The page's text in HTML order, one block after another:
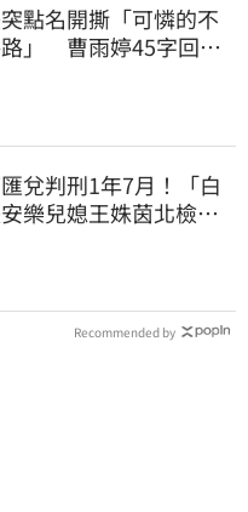
點名開撕「可憐的不
」 曹雨婷45字回應
兌判刑1年7月！「白
樂兒媳王姝茵北檢報
Recommended by